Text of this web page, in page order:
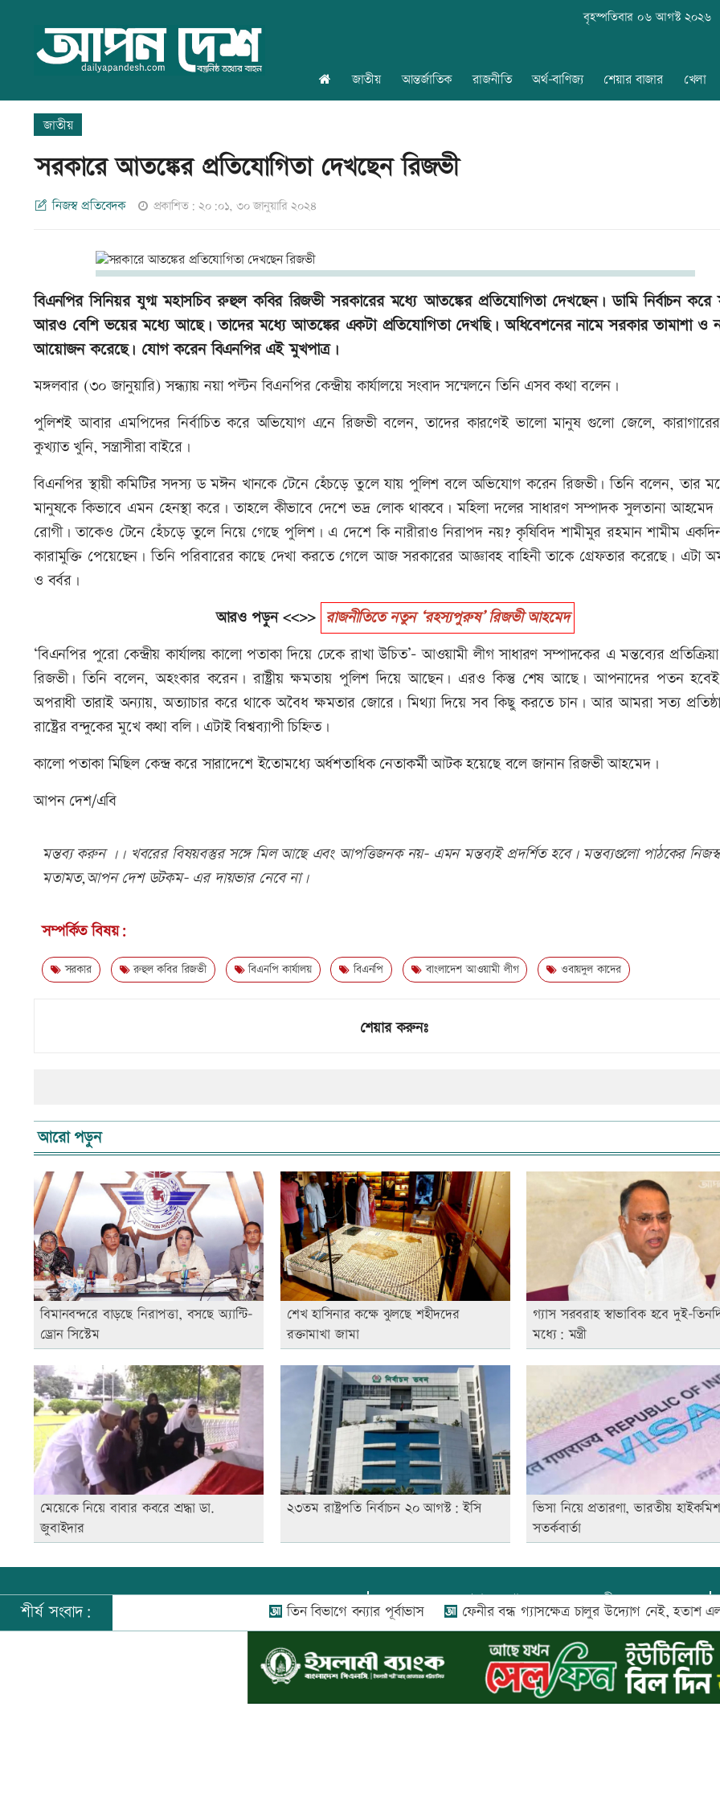
বৃহস্পতিবার ০৬ আগস্ট ২০২৬
জাতীয় আন্তর্জাতিক রাজনীতি অর্থ-বাণিজ্য শেয়ার বাজার খেলা
জাতীয়
সরকারে আতঙ্কের প্রতিযোগিতা দেখছেন রিজভী
নিজস্ব প্রতিবেদক প্রকাশিত: ২০:০১, ৩০ জানুয়ারি ২০২৪
বিএনপির সিনিয়র যুগ্ম মহাসচিব রুহুল কবির রিজভী সরকারের মধ্যে আতঙ্কের প্রতিযোগিতা দেখছেন। ডামি নির্বাচন করে
আরও বেশি ভয়ের মধ্যে আছে। তাদের মধ্যে আতঙ্কের একটা প্রতিযোগিতা দেখছি। অধিবেশনের নামে সরকার তামাশা ও
আয়োজন করেছে। যোগ করেন বিএনপির এই মুখপাত্র।
মঙ্গলবার (৩০ জানুয়ারি) সন্ধ্যায় নয়া পল্টন বিএনপির কেন্দ্রীয় কার্যালয়ে সংবাদ সম্মেলনে তিনি এসব কথা বলেন।
পুলিশই আবার এমপিদের নির্বাচিত করে অভিযোগ এনে রিজভী বলেন, তাদের কারণেই ভালো মানুষ গুলো জেলে,
কুখ্যাত খুনি, সন্ত্রাসীরা বাইরে।
বিএনপির স্থায়ী কমিটির সদস্য ড মঈন খানকে টেনে হেঁচড়ে তুলে যায় পুলিশ বলে অভিযোগ করেন রিজভী। তিনি বলেন, তার
মানুষকে কিভাবে এমন হেনস্থা করে। তাহলে কীভাবে দেশে ভদ্র লোক থাকবে। মহিলা দলের সাধারণ সম্পাদক সুলতানা
রোগী। তাকেও টেনে হেঁচড়ে তুলে নিয়ে গেছে পুলিশ। এ দেশে কি নারীরাও নিরাপদ নয়? কৃষিবিদ শামীমুর রহমান শামীম
কারামুক্তি পেয়েছেন। তিনি পরিবারের কাছে দেখা করতে গেলে আজ সরকারের আজ্ঞাবহ বাহিনী তাকে গ্রেফতার করেছে। এটা
ও বর্বর।
আরও পড়ুন <<>> রাজনীতিতে নতুন ‘রহস্যপুরুষ’ রিজভী আহমেদ
‘বিএনপির পুরো কেন্দ্রীয় কার্যালয় কালো পতাকা দিয়ে ঢেকে রাখা উচিত’- আওয়ামী লীগ সাধারণ সম্পাদকের এ মন্তব্যের
রিজভী। তিনি বলেন, অহংকার করেন। রাষ্ট্রীয় ক্ষমতায় পুলিশ দিয়ে আছেন। এরও কিন্তু শেষ আছে। আপনাদের পতন
অপরাধী তারাই অন্যায়, অত্যাচার করে থাকে অবৈধ ক্ষমতার জোরে। মিথ্যা দিয়ে সব কিছু করতে চান। আর আমরা সত্য
রাষ্ট্রের বন্দুকের মুখে কথা বলি। এটাই বিশ্বব্যাপী চিহ্নিত।
কালো পতাকা মিছিল কেন্দ্র করে সারাদেশে ইতোমধ্যে অর্ধশতাধিক নেতাকর্মী আটক হয়েছে বলে জানান রিজভী আহমেদ।
আপন দেশ/এবি
মন্তব্য করুন ।। খবরের বিষয়বস্তুর সঙ্গে মিল আছে এবং আপত্তিজনক নয়- এমন মন্তব্যই প্রদর্শিত হবে। মন্তব্যগুলো পাঠকের নিজস্ব
মতামত,আপন দেশ ডটকম- এর দায়ভার নেবে না।
সম্পর্কিত বিষয়:
সরকার রুহুল কবির রিজভী বিএনপি কার্যালয় বিএনপি বাংলাদেশ আওয়ামী লীগ ওবায়দুল কাদের
শেয়ার করুনঃ
আরো পড়ুন
বিমানবন্দরে বাড়ছে নিরাপত্তা, বসছে অ্যান্টি-
ড্রোন সিস্টেম
শেখ হাসিনার কক্ষে ঝুলছে শহীদদের
রক্তামাখা জামা
গ্যাস সরবরাহ স্বাভাবিক হবে দুই-
মধ্যে: মন্ত্রী
মেয়েকে নিয়ে বাবার কবরে শ্রদ্ধা ডা.
জুবাইদার
২৩তম রাষ্ট্রপতি নির্বাচন ২০ আগস্ট: ইসি
ভিসা নিয়ে প্রতারণা, ভারতীয়
সতর্কবার্তা
প্রধান সম্পাদক:আফজাল বারী
প্রোমিতা আফরিন কর্তৃক সম্পাদিত ও প্রকাশিত
সি-৫০১, ৬ষ্ঠতলা, আল রাজী কমপ্লেক্স, ১৬৬-১৬৭
শহীদ সৈয়দ নজরুল ইসলাম সরণি, পুরানা পল্টন, ঢাকা-১০০০
শীর্ষ সংবাদ: তিন বিভাগে বন্যার পূর্বাভাস ফেনীর বন্ধ গ্যাসক্ষেত্র চালুর উদ্যোগ নেই, হতাশ